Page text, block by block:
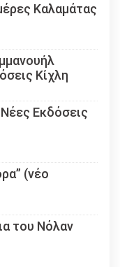
Καλαμάτας
Κίχλη
Εκδόσεις
(νέο
του Νόλαν